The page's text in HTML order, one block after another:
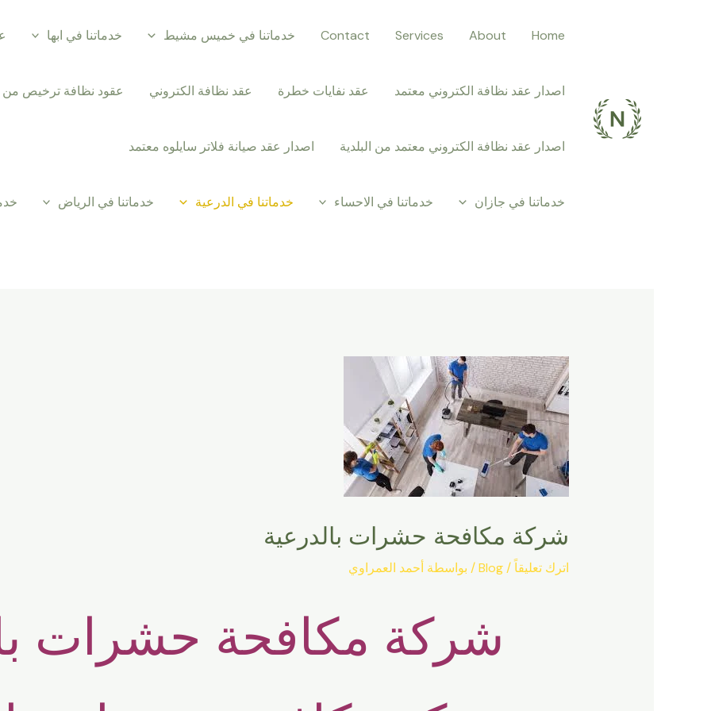
Home
About
Services
Contact خدماتنا في خميس مشيط خدماتنا في ابها
اصدار عقد نظافة الكتروني معتمد عقد نفايات خطرة عقد نظافة الكتروني عقود نظافة ترخيص من
اصدار عقد نظافة الكتروني معتمد من البلدية اصدار عقد صيانة فلاتر سايلوه
خدماتنا في جازان خدماتنا في الاحساء خدماتنا في الدرعية خدماتنا في الرياض
شركة مكافحة حشرات بالدرعية
اترك تعليقاً /
Blog/ بواسطة أحمد العمراوي
شركة مكافحة حشرات